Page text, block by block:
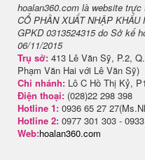
hoalan360.com là website
CỔ PHẦN XUẤT NHẬP KHẨU
GPKD 0313524315 do Sở kế
06/11/2015
Trụ sở: 413 Lê Văn Sỹ, P.2,
Phạm Văn Hai với Lê Văn Sỹ)
Chi nhánh: Lô C Hồ Thị Kỷ,
Điện thoại: (028)22 298 398
Hotline 1: 0936 65 27
Hotline 2: 0977 301 303 -
Web:hoalan360.com